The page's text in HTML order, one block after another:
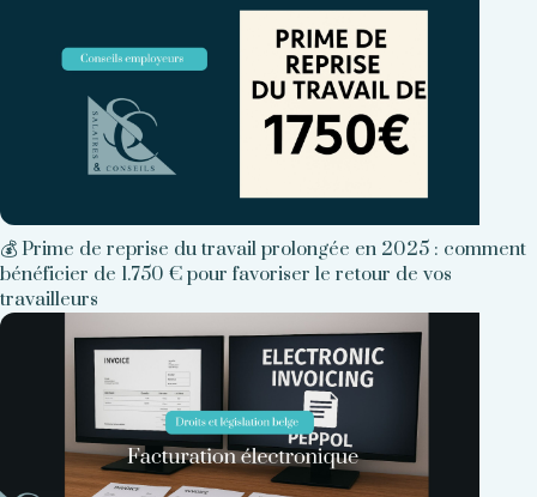
💰 Prime de reprise du travail prolongée en 2025 : comment
bénéficier de 1.750 € pour favoriser le retour de vos
travailleurs